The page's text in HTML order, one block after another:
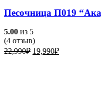
Песочница П019
5.00 из 5
(4 отзыв)
22,990₽ Первоначальная
19,990₽Текущая